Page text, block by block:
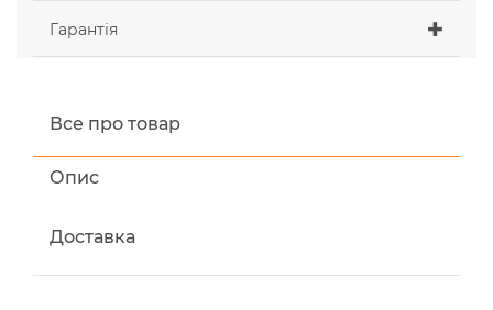
Гарантія
Все про товар
Опис
Доставка